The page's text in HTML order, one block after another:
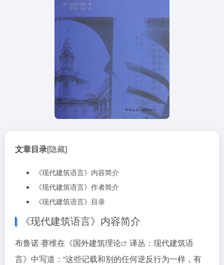
文章目录[隐藏]
《现代建筑语言》内容简介
《现代建筑语言》作者简介
《现代建筑语言》目录
《现代建筑语言》内容简介
布鲁诺·赛维在《国外建筑理论
译丛：现代建筑语
言》中写道：“这些记载和别的任何逆反行为一样，有